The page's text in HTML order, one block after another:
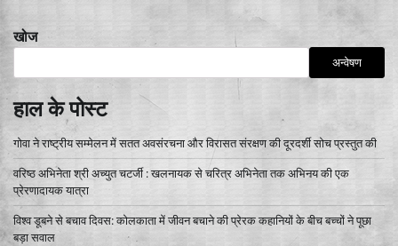
खोज
अन्वेषण
हाल के पोस्ट
गोवा ने राष्ट्रीय सम्मेलन में सतत अवसंरचना और विरासत संरक्षण की दूरदर्शी सोच प्रस्तुत की
वरिष्ठ अभिनेता श्री अच्युत चटर्जी : खलनायक से चरित्र अभिनेता तक अभिनय की एक
प्रेरणादायक यात्रा
विश्व डूबने से बचाव दिवस: कोलकाता में जीवन बचाने की प्रेरक कहानियों के बीच बच्चों ने पूछा
बड़ा सवाल